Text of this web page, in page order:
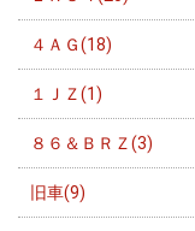
４ＡＧ(18)
１ＪＺ(1)
８６＆ＢＲＺ(3)
旧車(9)